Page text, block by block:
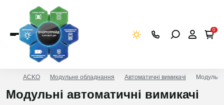
0
ACKO Модульне обладнання Автоматичні вимикачі Модульні
Модульні автоматичні вимикачі